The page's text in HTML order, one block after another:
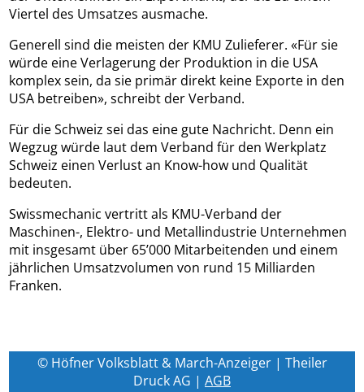
Viertel des Umsatzes ausmache.
Generell sind die meisten der KMU Zulieferer. «Für sie
würde eine Verlagerung der Produktion in die USA
komplex sein, da sie primär direkt keine Exporte in den
USA betreiben», schreibt der Verband.
Für die Schweiz sei das eine gute Nachricht. Denn ein
Wegzug würde laut dem Verband für den Werkplatz
Schweiz einen Verlust an Know-how und Qualität
bedeuten.
Swissmechanic vertritt als KMU-Verband der
Maschinen-, Elektro- und Metallindustrie Unternehmen
mit insgesamt über 65’000 Mitarbeitenden und einem
jährlichen Umsatzvolumen von rund 15 Milliarden
Franken.
© Höfner Volksblatt & March-Anzeiger | Theiler
Druck AG | AGB